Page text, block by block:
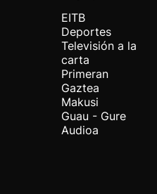
EITB
Deportes
Televisión a la
carta
Primeran
Gaztea
Makusi
Guau - Gure
Audioa